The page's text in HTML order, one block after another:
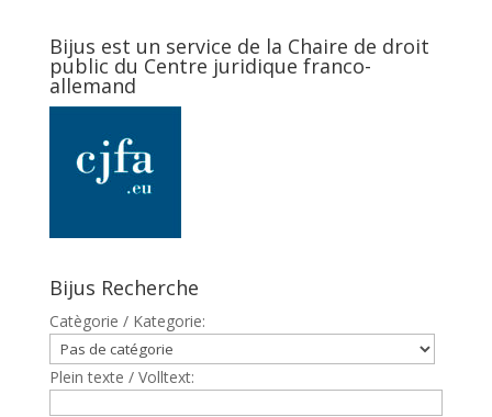
Bijus est un service de la Chaire de droit
public du Centre juridique franco-
allemand
Bijus Recherche
Catègorie / Kategorie:
Plein texte / Volltext: